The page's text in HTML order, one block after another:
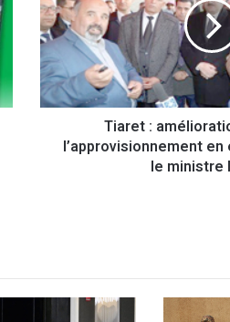
r
e
t
:
a
m
o
n
Tiaret :
l’approvisionnement
le ministre